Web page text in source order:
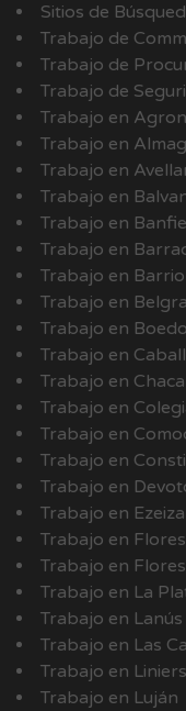
Sitios de
Trabajo de
Trabajo de
Trabajo de
Trabajo en
Trabajo en
Trabajo en
Trabajo en
Trabajo en
Trabajo en
Trabajo en
Trabajo en
Trabajo en Boedo
Trabajo en
Trabajo en
Trabajo en
Trabajo en
Trabajo en
Trabajo en
Trabajo en Ezeiza
Trabajo en Flores
Trabajo en
Trabajo en La
Trabajo en Lanús
Trabajo en Las
Trabajo en Liniers
Trabajo en Luján